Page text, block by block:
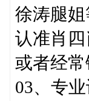
徐涛腿
认准肖
或者经
03、专